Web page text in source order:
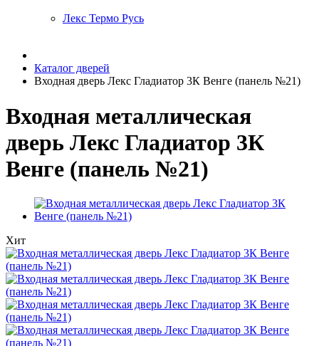
Лекс Термо Русь
Каталог дверей
Входная дверь Лекс Гладиатор 3К Венге (панель №21)
Входная металлическая
дверь Лекс Гладиатор 3К
Венге (панель №21)
Хит